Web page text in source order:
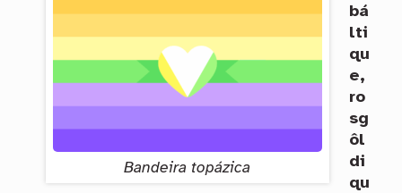
Bandeira topázica
bá
lti
qu
e,
ro
sg
ôl
di
qu